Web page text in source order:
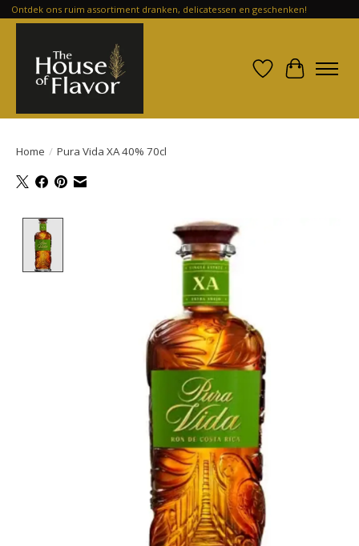
Ontdek ons ruim assortiment dranken, delicatessen en geschenken!
Verlanglijst
Home / Pura Vida XA 40% 70cl
Product image slideshow Items